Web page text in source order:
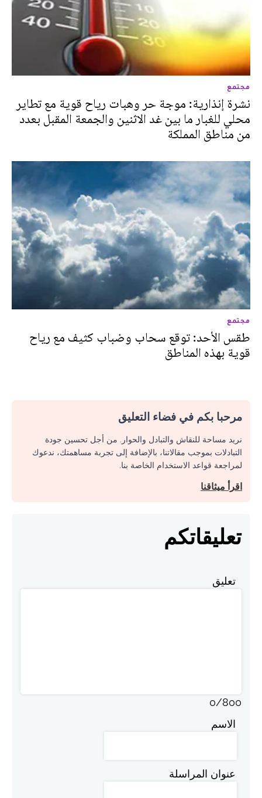
مجتمع
نشرة إنذارية: موجة حر وهبات رياح قوية مع تطاير
محلي للغبار ما بين غد الاثنين والجمعة المقبل بعدد
من مناطق المملكة
مجتمع
طقس الأحد: توقع سحاب وضباب كثيف مع رياح
قوية بهذه المناطق
مرحبا بكم في فضاء التعليق
نريد مساحة للنقاش والتبادل والحوار. من أجل تحسين جودة
التبادلات بموجب مقالاتنا، بالإضافة إلى تجربة مساهمتك، ندعوك
لمراجعة قواعد الاستخدام الخاصة بنا.
اقرأ ميثاقنا
تعليقاتكم
تعليق
0/800
الاسم
عنوان المراسلة